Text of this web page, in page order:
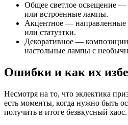
Общее светлое освещение —
или встроенные лампы.
Акцентное — направленные
или статуэтки.
Декоративное —
настольные лампы с
Ошибки и как их
Несмотря на то, что эклектика
есть моменты, когда нужно быть
получить в итоге безвкусный хаос.